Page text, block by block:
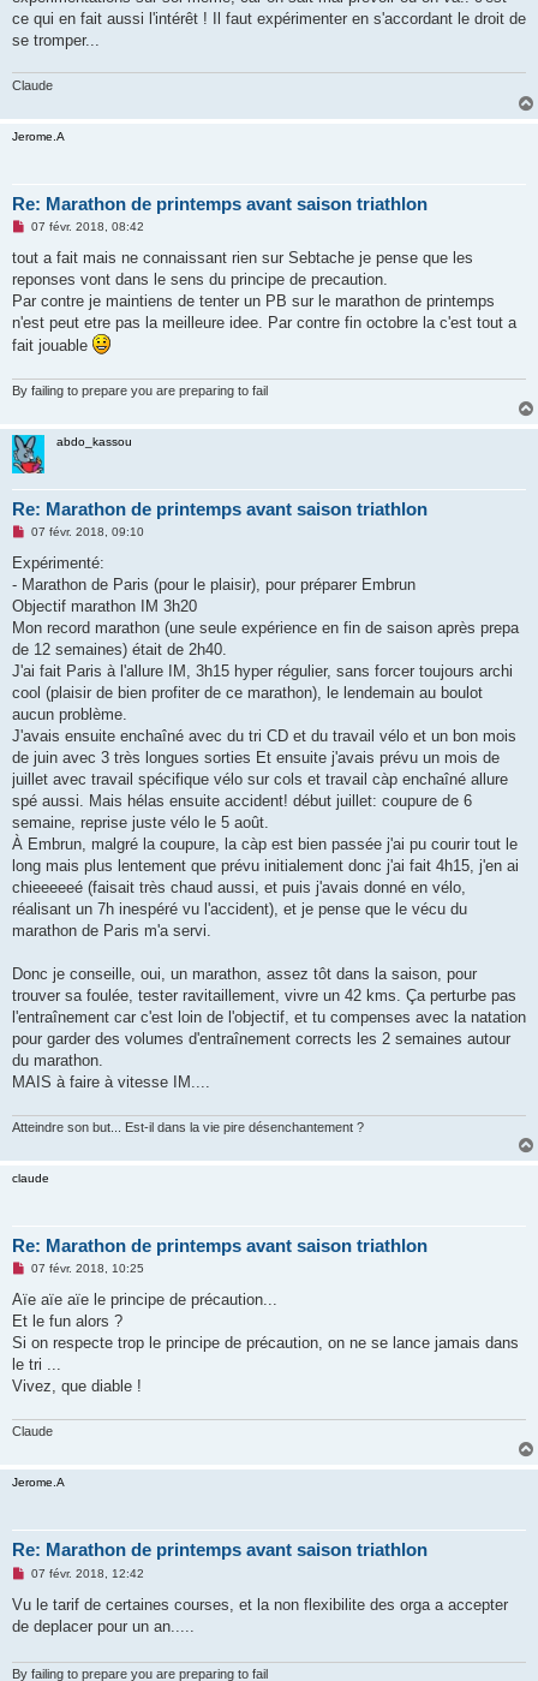
ce qui en fait aussi l'intérêt ! Il faut expérimenter en s'accordant le droit de
se tromper...
Claude
Jerome.A
Re: Marathon de printemps avant saison triathlon
M
s
a
g
n
o
n
u
07 févr. 2018, 08:42
tout a fait mais ne connaissant rien sur Sebtache je pense que les
reponses vont dans le sens du principe de precaution.
Par contre je maintiens de tenter un PB sur le marathon de printemps
n'est peut etre pas la meilleure idee. Par contre fin octobre la c'est tout a
fait jouable
By failing to prepare you are preparing to fail
abdo_kassou
Re: Marathon de printemps avant saison triathlon
M
s
s
a
g
e
n
o
l
u
07 févr. 2018, 09:10
Expérimenté:
- Marathon de Paris (pour le plaisir), pour préparer Embrun
Objectif marathon IM 3h20
Mon record marathon (une seule expérience en fin de saison après prepa
de 12 semaines) était de 2h40.
J'ai fait Paris à l'allure IM, 3h15 hyper régulier, sans forcer toujours archi
cool (plaisir de bien profiter de ce marathon), le lendemain au boulot
aucun problème.
J'avais ensuite enchaîné avec du tri CD et du travail vélo et un bon mois
de juin avec 3 très longues sorties Et ensuite j'avais prévu un mois de
juillet avec travail spécifique vélo sur cols et travail càp enchaîné allure
spé aussi. Mais hélas ensuite accident! début juillet: coupure de 6
semaine, reprise juste vélo le 5 août.
À Embrun, malgré la coupure, la càp est bien passée j'ai pu courir tout le
long mais plus lentement que prévu initialement donc j'ai fait 4h15, j'en ai
chieeeeeé (faisait très chaud aussi, et puis j'avais donné en vélo,
réalisant un 7h inespéré vu l'accident), et je pense que le vécu du
marathon de Paris m'a servi.
Donc je conseille, oui, un marathon, assez tôt dans la saison, pour
trouver sa foulée, tester ravitaillement, vivre un 42 kms. Ça perturbe pas
l'entraînement car c'est loin de l'objectif, et tu compenses avec la natation
pour garder des volumes d'entraînement corrects les 2 semaines autour
du marathon.
MAIS à faire à vitesse IM....
Atteindre son but... Est-il dans la vie pire désenchantement ?
claude
Re: Marathon de printemps avant saison triathlon
M
s
a
g
n
o
u
07 févr. 2018, 10:25
Aïe aïe aïe le principe de précaution...
Et le fun alors ?
Si on respecte trop le principe de précaution, on ne se lance jamais dans
le tri ...
Vivez, que diable !
Claude
Jerome.A
Re: Marathon de printemps avant saison triathlon
M
s
a
n
07 févr. 2018, 12:42
Vu le tarif de certaines courses, et la non flexibilite des orga a accepter
de deplacer pour un an.....
By failing to prepare you are preparing to fail